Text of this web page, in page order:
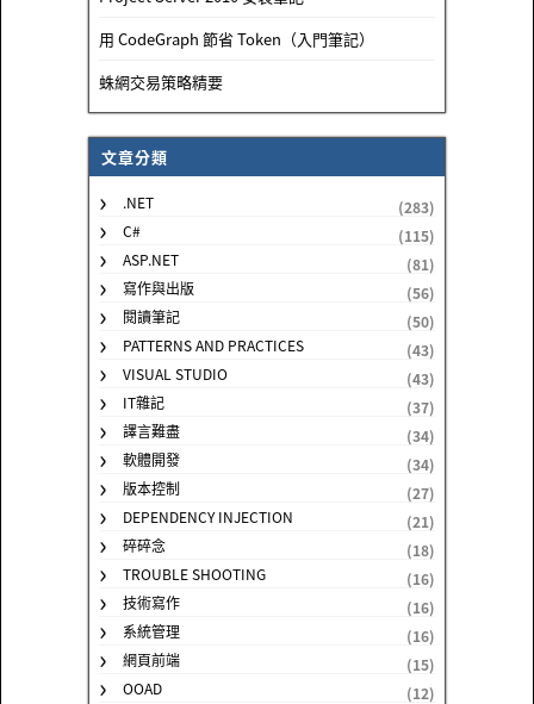
用 CodeGraph 節省 Token（入門筆記）
蛛網交易策略精要
文章分類
.NET
(283)
C#
(115)
ASP.NET
(81)
寫作與出版
(56)
閱讀筆記
(50)
PATTERNS AND PRACTICES
(43)
VISUAL STUDIO
(43)
IT雜記
(37)
譯言難盡
(34)
軟體開發
(34)
版本控制
(27)
DEPENDENCY INJECTION
(21)
碎碎念
(18)
TROUBLE SHOOTING
(16)
技術寫作
(16)
系統管理
(16)
網頁前端
(15)
OOAD
(12)